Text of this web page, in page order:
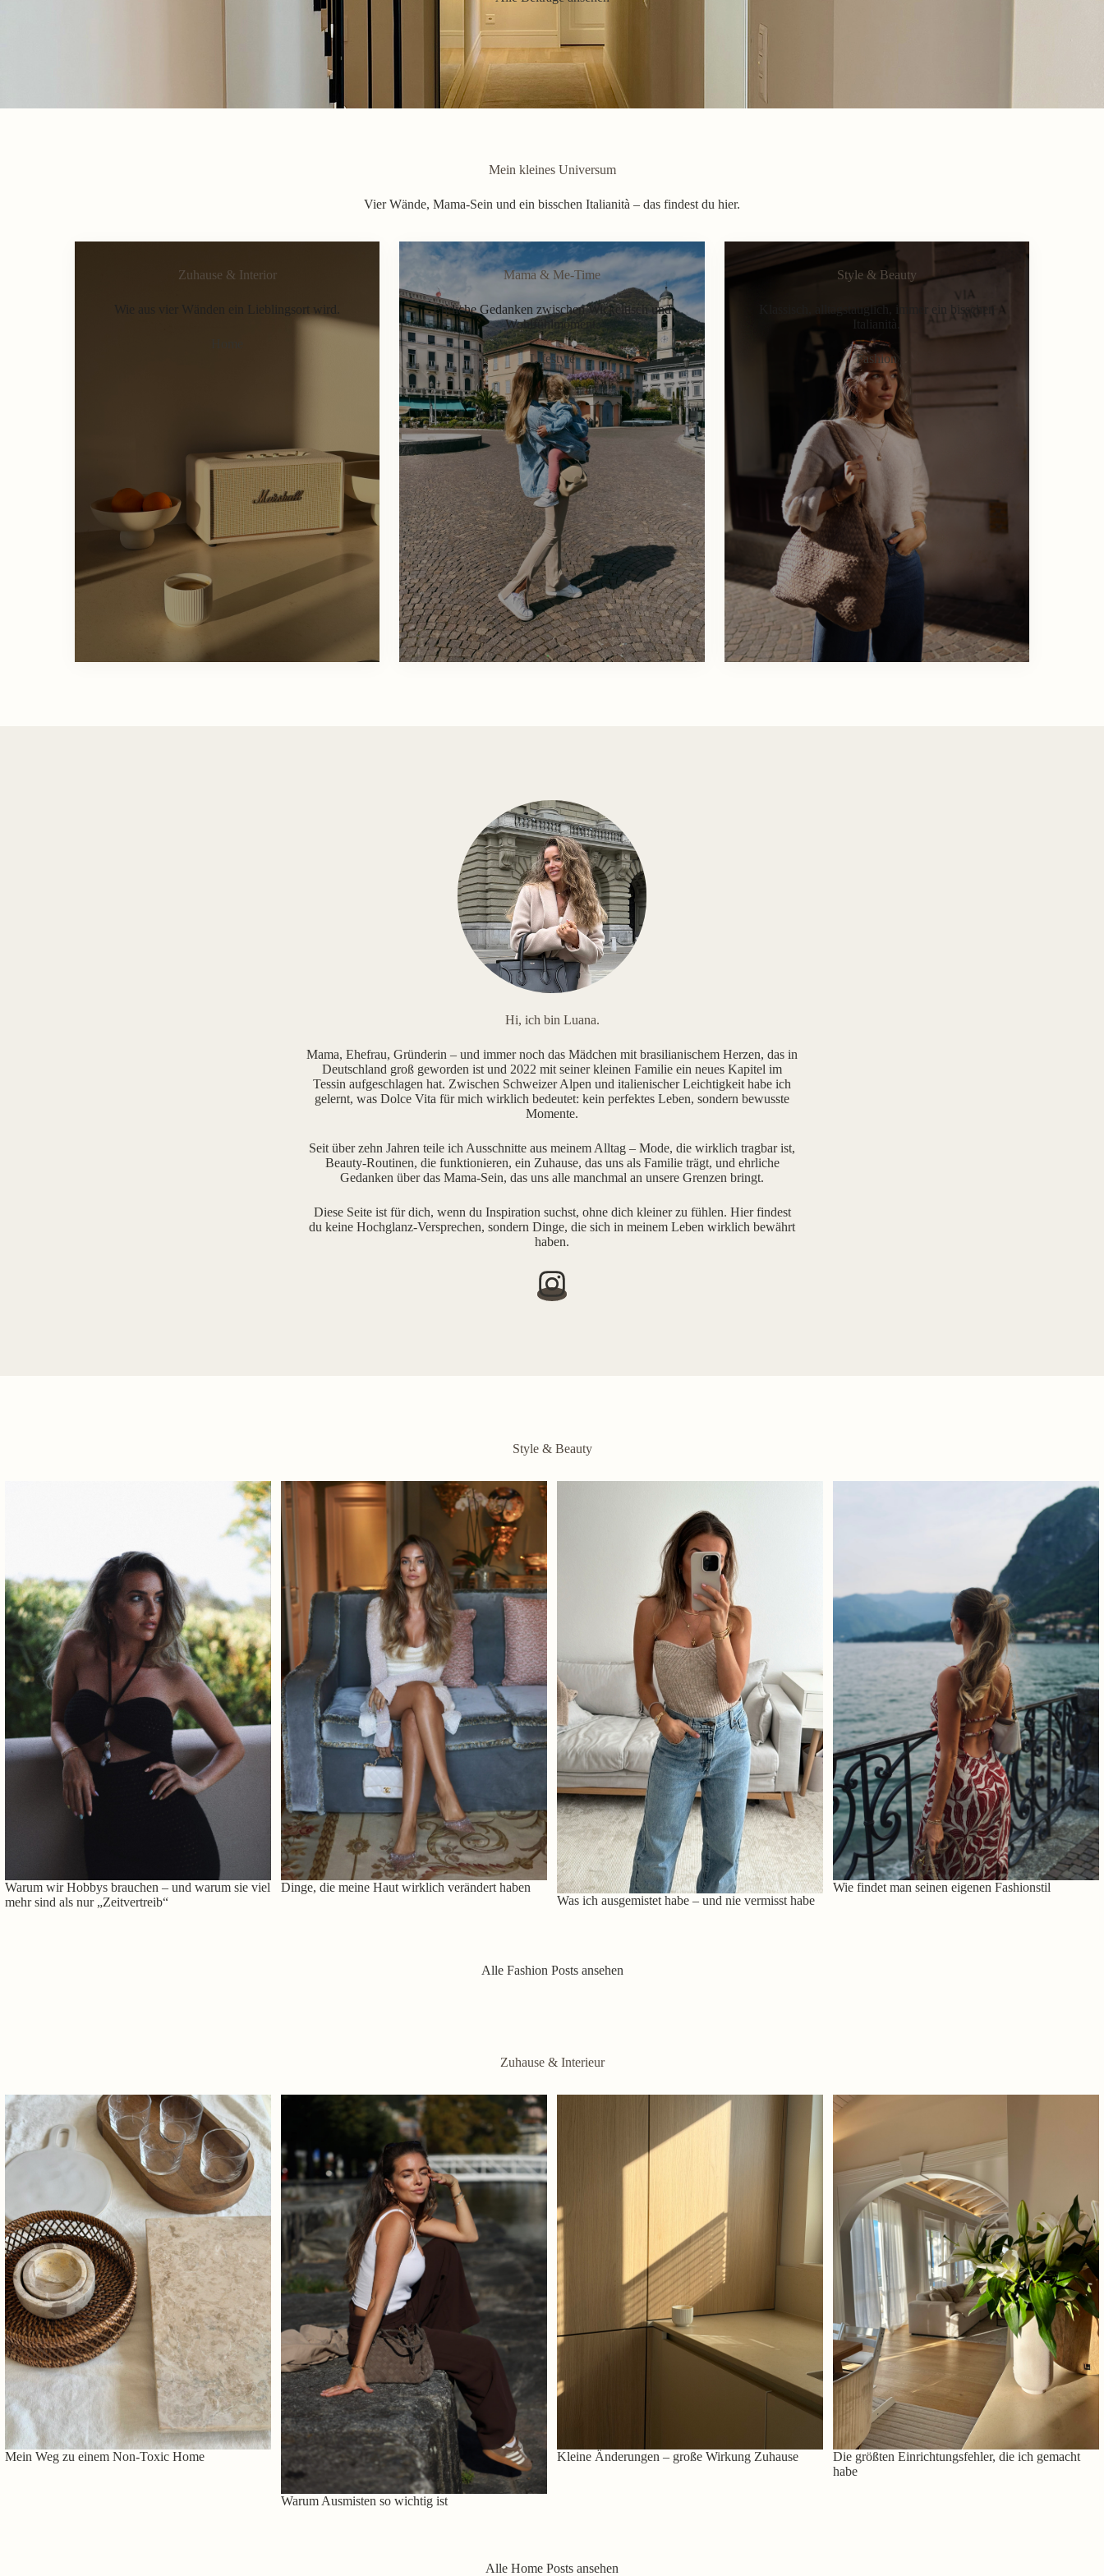
Mein kleines Universum
Vier Wände, Mama-Sein und ein bisschen Italianità – das findest du hier.
Zuhause & Interior
Wie aus vier Wänden ein Lieblingsort wird.
Mama & Me-Time
Ehrliche Gedanken zwischen Wickeltisch und
Wohlfühlmoment.
Lifestyle
Style & Beauty
Klassisch, alltagstauglich, immer ein bisschen
Italianità.
Fashion
Hi, ich bin Luana.
Mama, Ehefrau, Gründerin – und immer noch das Mädchen mit brasilianischem Herzen, das in
Deutschland groß geworden ist und 2022 mit seiner kleinen Familie ein neues Kapitel im
Tessin aufgeschlagen hat. Zwischen Schweizer Alpen und italienischer Leichtigkeit habe ich
gelernt, was Dolce Vita für mich wirklich bedeutet: kein perfektes Leben, sondern bewusste
Momente.
Seit über zehn Jahren teile ich Ausschnitte aus meinem Alltag – Mode, die wirklich tragbar ist,
Beauty-Routinen, die funktionieren, ein Zuhause, das uns als Familie trägt, und ehrliche
Gedanken über das Mama-Sein, das uns alle manchmal an unsere Grenzen bringt.
Diese Seite ist für dich, wenn du Inspiration suchst, ohne dich kleiner zu fühlen. Hier findest
du keine Hochglanz-Versprechen, sondern Dinge, die sich in meinem Leben wirklich bewährt
haben.
Style & Beauty
Warum wir Hobbys brauchen – und warum sie viel
mehr sind als nur „Zeitvertreib“
Dinge, die meine Haut wirklich verändert haben
Was ich ausgemistet habe – und nie vermisst habe
Wie findet man seinen eigenen Fashionstil
Alle Fashion Posts ansehen
Zuhause & Interieur
Mein Weg zu einem Non-Toxic Home
Warum Ausmisten so wichtig ist
Kleine Änderungen – große Wirkung Zuhause
Die größten Einrichtungsfehler, die ich gemacht
habe
Alle Home Posts ansehen